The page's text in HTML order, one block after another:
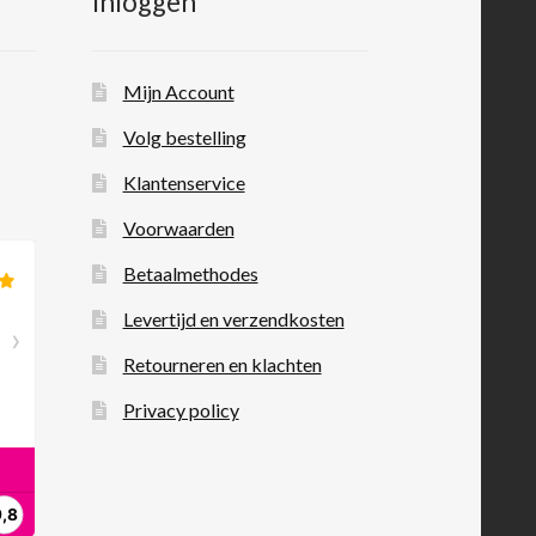
Mijn Account
Volg bestelling
Klantenservice
Voorwaarden
Betaalmethodes
Levertijd en verzendkosten
Retourneren en klachten
Privacy policy